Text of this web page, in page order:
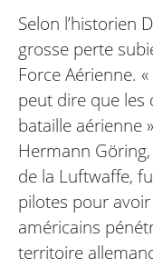
Selon l’historien
grosse perte
Force Aérienne.
peut dire que les
bataille aérienne
Hermann
de la Luftwaffe,
pilotes pour
américains
territoire